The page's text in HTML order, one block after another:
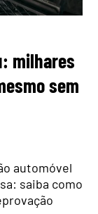
milhares
sem
automóvel
saiba como